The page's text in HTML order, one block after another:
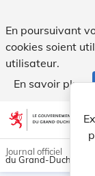
En poursuivant
cookies soient
utilisateur.
En savoir plus
Aller au contenu
Journal officiel
du Grand-Duché de